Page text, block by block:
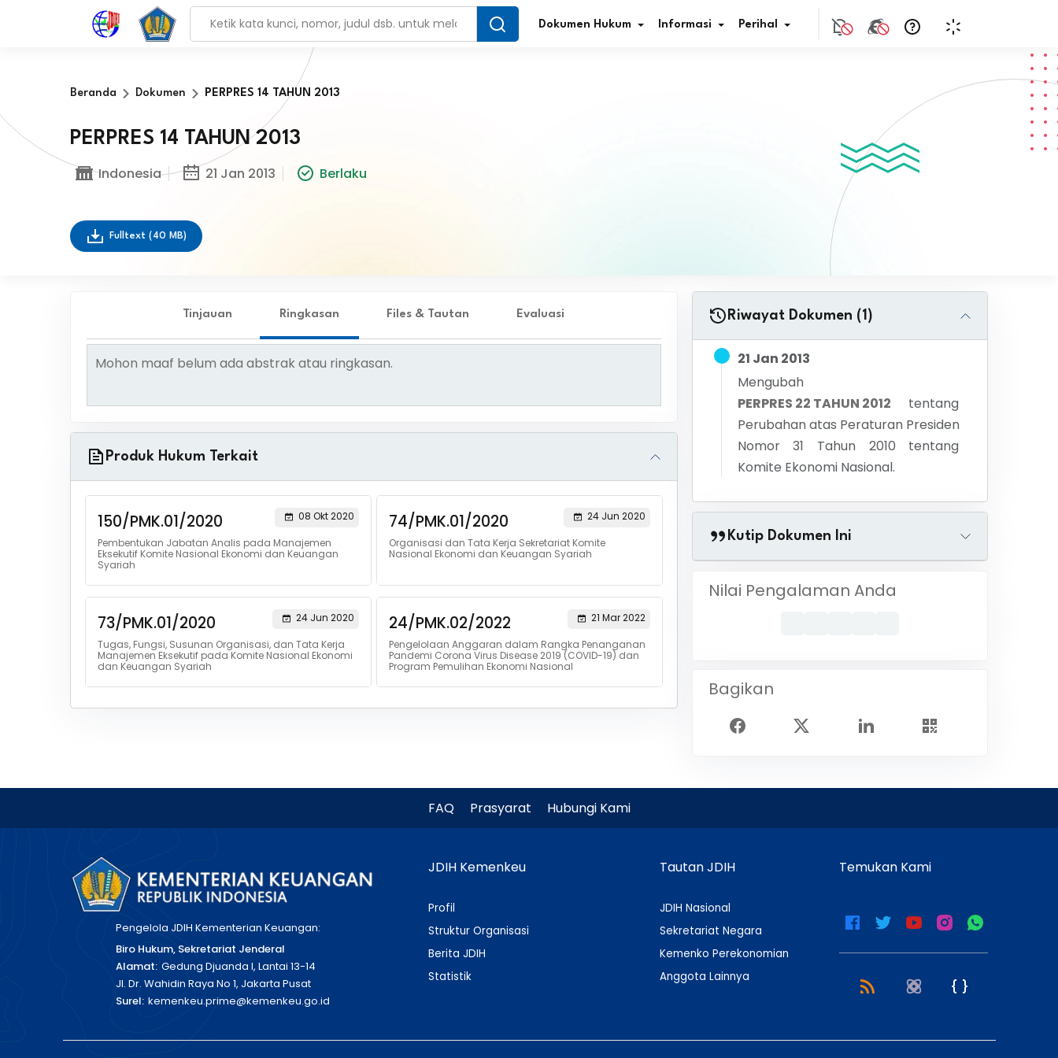
Dokumen Hukum Informasi
Video Sosialisasi
Kamus Hukum
Penghargaan JDIH
Perihal
Beranda Dokumen PERPRES 14 TAHUN 2013
PERPRES 14 TAHUN 2013
Indonesia 21 Jan 2013 Berlaku
Fulltext (40 MB)
Tinjauan Ringkasan Files & Tautan Evaluasi
Mohon maaf belum ada abstrak atau ringkasan.
Produk Hukum Terkait
150/PMK.01/2020
08 Okt 2020
Pembentukan Jabatan Analis pada Manajemen
Eksekutif Komite Nasional Ekonomi dan Keuangan
Syariah
74/PMK.01/2020
24 Jun 2020
Organisasi dan Tata Kerja Sekretariat Komite
Nasional Ekonomi dan Keuangan Syariah
73/PMK.01/2020
24 Jun 2020
Tugas, Fungsi, Susunan Organisasi, dan Tata Kerja
Manajemen Eksekutif pada Komite Nasional Ekonomi
dan Keuangan Syariah
24/PMK.02/2022
21 Mar 2022
Pengelolaan Anggaran dalam Rangka Penanganan
Pandemi Corona Virus Disease 2019 (COVID-19) dan
Program Pemulihan Ekonomi Nasional
Riwayat Dokumen (1)
21 Jan 2013
Mengubah
PERPRES 22 TAHUN 2012
tentang
Perubahan atas Peraturan Presiden
Nomor 31 Tahun 2010 tentang
Komite Ekonomi Nasional.
Kutip Dokumen Ini
Nilai Pengalaman Anda
Bagikan
FAQ Prasyarat Hubungi Kami
Pengelola JDIH Kementerian Keuangan:
Biro Hukum, Sekretariat Jenderal
Alamat: Gedung Djuanda I, Lantai 13-14
Jl. Dr. Wahidin Raya No 1, Jakarta Pusat
Surel: kemenkeu.prime@kemenkeu.go.id
JDIH Kemenkeu
Profil
Struktur Organisasi
Berita JDIH
Statistik
Tautan JDIH
JDIH Nasional
Sekretariat Negara
Kemenko Perekonomian
Anggota Lainnya
Temukan Kami